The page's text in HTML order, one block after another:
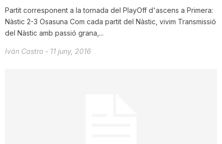
a
Partit corresponent a la tornada del PlayOff d'ascens a Primera:
Nàstic 2-3 Osasuna Com cada partit del Nàstic, vivim Transmissió
del Nàstic amb passió grana,...
Iván Castro - 11 juny, 2016